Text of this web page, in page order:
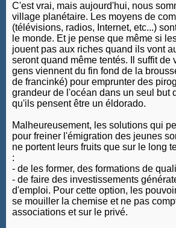
C'est vrai, mais aujourd'hui, nous
village planétaire. Les moyens de
(télévisions, radios, Internet, etc...)
le monde. Et je pense que même si
jouent pas aux riches quand ils vont
seront quand même tentés. Il suffit de
gens viennent du fin fond de la
de francinké) pour emprunter des
grandeur de l'océan dans un seul but
qu'ils pensent être un éldorado.
Malheureusement, les solutions qui
pour freiner l'émigration des jeunes
ne portent leurs fruits que sur le long
:
- de les former, des formations de
- de faire des investissements
d'emploi. Pour cette option, les
se mouiller la chemise et ne pas
associations et sur le privé.